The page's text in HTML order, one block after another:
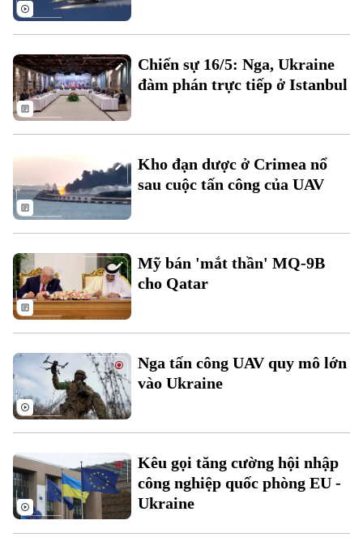
Theo dõi Hà Nội On
Liên hệ đường dây nóng (bấm để gọi)
Chiến sự 16/5: Nga, Ukraine
đàm phán trực tiếp ở Istanbul
Kho đạn dược ở Crimea nổ
sau cuộc tấn công của UAV
Mỹ bán 'mắt thần' MQ-9B
cho Qatar
Nga tấn công UAV quy mô lớn
vào Ukraine
Kêu gọi tăng cường hội nhập
công nghiệp quốc phòng EU -
Ukraine